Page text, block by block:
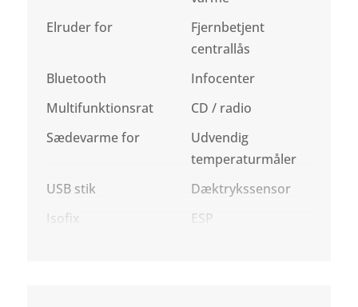
Elruder for
Fjernbetjent
centrallås
Bluetooth
Infocenter
Multifunktionsrat
CD / radio
Sædevarme for
Udvendig
temperaturmåler
USB stik
Dæktrykssensor
Isofix
ESP